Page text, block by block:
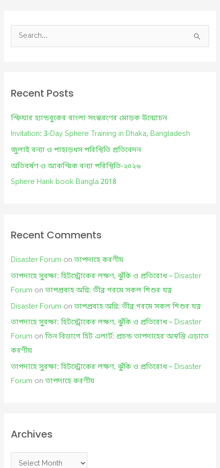
of
Bengal
e
c
f
o
r
Recent Posts
স্ফিয়ার হ্যান্ডবুকের বাংলা সংস্করণের মোড়ক উন্মোচন
Invitation: 3-Day Sphere Training in Dhaka, Bangladesh
জুলাই বন্যা ও পাহাড়ধস পরিস্থিতি প্রতিবেদন
অতিবর্ষণ ও আকস্মিক বন্যা পরিস্থিতি-২০২৬
Sphere Hank book Bangla 2018
Recent Comments
Disaster Forum onতাপদাহে করণীয়
তাপদাহে সুরক্ষা: হিটস্ট্রোকের লক্ষণ, ঝুঁকি ও প্রতিরোধ – Disaster
Forum onতাপপ্রবাহ অগ্নি: তীব্র গরমে সকল শিশুর যত্ন
Disaster Forum onতাপপ্রবাহ অগ্নি: তীব্র গরমে সকল শিশুর যত্ন
তাপদাহে সুরক্ষা: হিটস্ট্রোকের লক্ষণ, ঝুঁকি ও প্রতিরোধ – Disaster
Forum onতিন বিভাগে হিট এলার্ট: প্রচন্ড তাপদাহের অস্বস্তি এড়াতে
করণীয়
তাপদাহে সুরক্ষা: হিটস্ট্রোকের লক্ষণ, ঝুঁকি ও প্রতিরোধ – Disaster
Forum onতাপদাহে করণীয়
Archives